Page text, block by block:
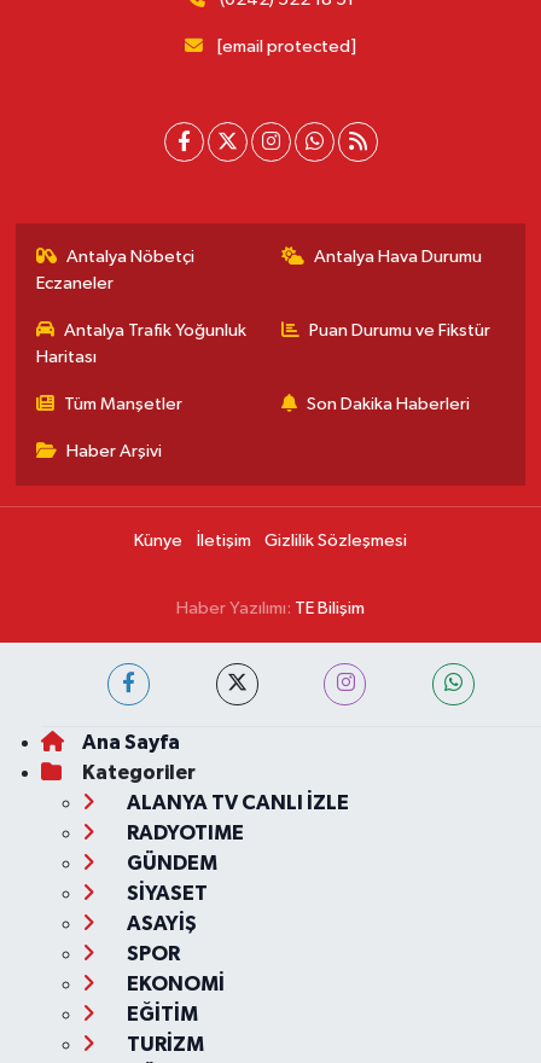
[email protected]
Antalya Nöbetçi
Eczaneler
Antalya Hava Durumu
Antalya Trafik Yoğunluk
Haritası
Puan Durumu ve Fikstür
Tüm Manşetler Son Dakika Haberleri
Haber Arşivi
Künye İletişim Gizlilik Sözleşmesi
Haber Yazılımı: TE Bilişim
Ana Sayfa
Kategoriler
ALANYA TV CANLI İZLE
RADYOTIME
GÜNDEM
SİYASET
ASAYİŞ
SPOR
EKONOMİ
EĞİTİM
TURİZM